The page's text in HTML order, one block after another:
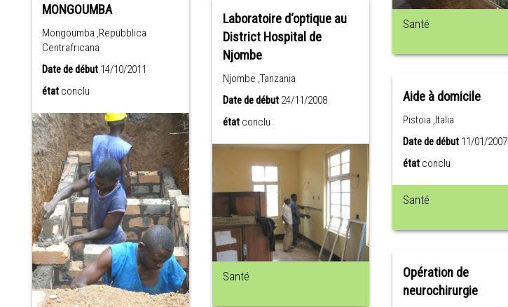
MONGOUMBA
Mongoumba ,Repubblica
Centrafricana
Date de début 14/10/2011
état conclu
Laboratoire d‘optique au
District Hospital de
Njombe
Njombe ,Tanzania
Date de début24/11/2008
état conclu
Santé
Santé
Aide à domicile
Pistoia ,Italia
Date de début11/01/2007
état conclu
Santé
Opération de
neurochirurgie